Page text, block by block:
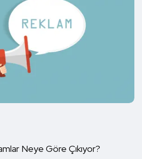
Neye Göre Çıkıyor?